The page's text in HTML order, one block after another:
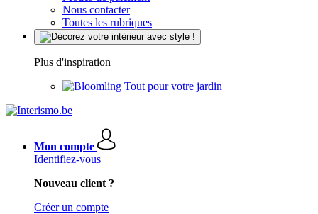
Nous contacter
Toutes les rubriques
Plus d'inspiration
Tout pour votre jardin
Mon compte
Identifiez-vous
Nouveau client ?
Créer un compte